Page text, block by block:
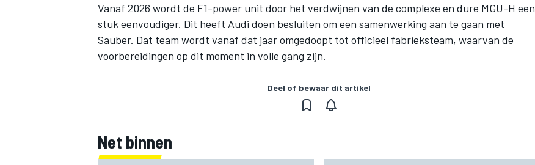
Vanaf 2026 wordt de F1-power unit door het verdwijnen van de complexe en dure MGU-H een
stuk eenvoudiger. Dit heeft Audi doen besluiten om een samenwerking aan te gaan met
Sauber. Dat team wordt vanaf dat jaar omgedoopt tot officieel fabrieksteam, waarvan de
voorbereidingen op dit moment in volle gang zijn.
Deel of bewaar dit artikel
Net binnen